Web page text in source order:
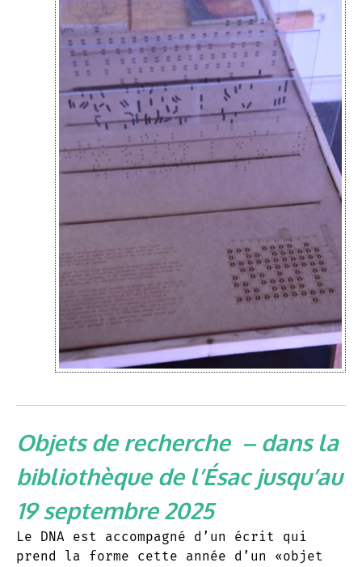
Objets de recherche – dans la
bibliothèque de l’Ésac jusqu’au
19 septembre 2025
Le DNA est accompagné d’un écrit qui
prend la forme cette année d’un «objet